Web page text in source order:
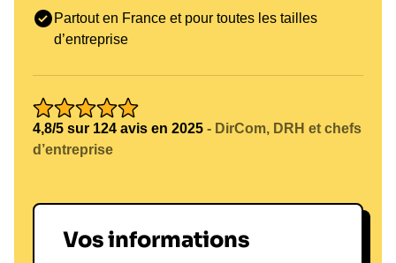
Partout en France et pour toutes les tailles
d’entreprise
4,8/5 sur 124 avis en 2025 - DirCom, DRH et chefs
d’entreprise
Vos informations